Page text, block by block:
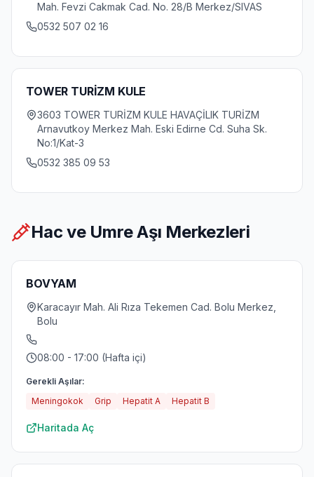
Mah. Fevzi Cakmak Cad. No. 28/B Merkez/SIVAS
0532 507 02 16
TOWER TURİZM KULE
3603 TOWER TURİZM KULE HAVAÇİLIK TURİZM
Arnavutkoy Merkez Mah. Eski Edirne Cd. Suha Sk.
No:1/Kat-3
0532 385 09 53
Hac ve Umre Aşı Merkezleri
BOVYAM
Karacayır Mah. Ali Rıza Tekemen Cad. Bolu Merkez,
Bolu
08:00 - 17:00 (Hafta içi)
Gerekli Aşılar:
Meningokok
Grip Hepatit A Hepatit B
Haritada Aç